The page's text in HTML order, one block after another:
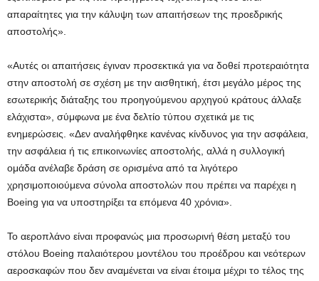
απαραίτητες για την κάλυψη των απαιτήσεων της προεδρικής
αποστολής».
«Αυτές οι απαιτήσεις έγιναν προσεκτικά για να δοθεί προτεραιότητα
στην αποστολή σε σχέση με την αισθητική, έτσι μεγάλο μέρος της
εσωτερικής διάταξης του προηγούμενου αρχηγού κράτους άλλαξε
ελάχιστα», σύμφωνα με ένα δελτίο τύπου σχετικά με τις
ενημερώσεις. «Δεν αναλήφθηκε κανένας κίνδυνος για την ασφάλεια,
την ασφάλεια ή τις επικοινωνίες αποστολής, αλλά η συλλογική
ομάδα ανέλαβε δράση σε ορισμένα από τα λιγότερο
χρησιμοποιούμενα σύνολα αποστολών που πρέπει να παρέχει η
Boeing για να υποστηρίξει τα επόμενα 40 χρόνια».
Το αεροπλάνο είναι προφανώς μια προσωρινή θέση μεταξύ του
στόλου Boeing παλαιότερου μοντέλου του προέδρου και νεότερων
αεροσκαφών που δεν αναμένεται να είναι έτοιμα μέχρι το τέλος της